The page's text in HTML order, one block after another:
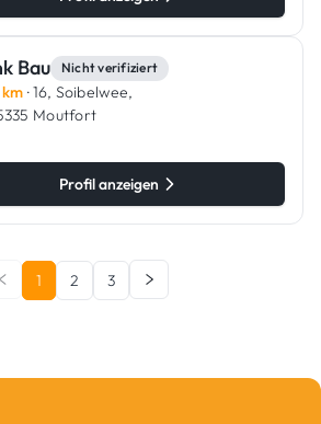
Bau Nicht verifiziert
km · 16, Soibelwee,
Moutfort
Profil anzeigen
1 2 3